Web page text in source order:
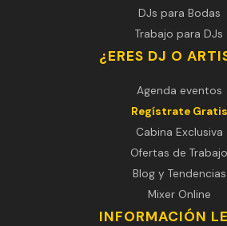
DJs para Bodas
Trabajo para DJs
¿ERES DJ O
Agenda eventos
Regístrate Gratis
Cabina Exclusiva
Ofertas de Trabajo
Blog y Tendencias
Mixer Online
INFORMACIÓN